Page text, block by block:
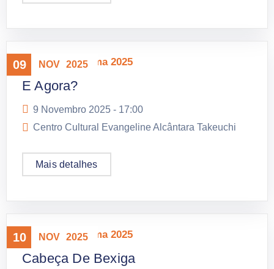
09 NOV 2025
Mostra Panorama 2025
E Agora?
9 Novembro 2025 - 17:00
Centro Cultural Evangeline Alcântara Takeuchi
Mais detalhes
10 NOV 2025
Mostra Panorama 2025
Cabeça De Bexiga